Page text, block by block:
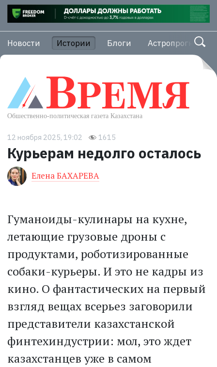
Новости Истории Блоги Астропрогноз
12 ноября 2025, 19:02 1615
Курьерам недолго осталось
Елена БАХАРЕВА
Гуманоиды-кулинары на кухне,
летающие грузовые дроны с
продуктами, роботизированные
собаки-курьеры. И это не кадры из
кино. О фантастических на первый
взгляд вещах всерьез заговорили
представители казахстанской
финтехиндустрии: мол, это ждет
казахстанцев уже в самом